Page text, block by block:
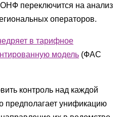
переключится на анализ
операторов.
в тарифное
модель (ФАС
контроль над каждой
предполагает унификацию